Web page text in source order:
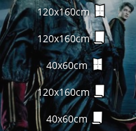
120x160cm
120x160cm
40x60cm
120x160cm
40x60cm